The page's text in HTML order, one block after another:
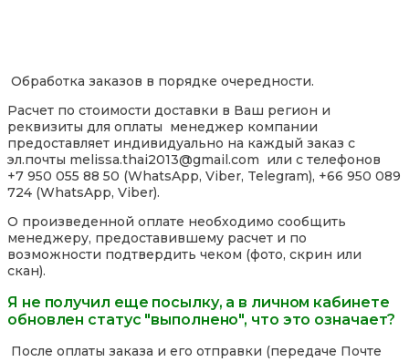
Обработка заказов в порядке очередности.
Расчет по стоимости доставки в Ваш регион и
реквизиты для оплаты менеджер компании
предоставляет индивидуально на каждый заказ с
эл.почты melissa.thai2013@gmail.com или с телефонов
+7 950 055 88 50 (WhatsApp, Viber, Telegram), +66 950 089
724 (WhatsApp, Viber).
О произведенной оплате необходимо сообщить
менеджеру, предоставившему расчет и по
возможности подтвердить чеком (фото, скрин или
скан).
Я не получил еще посылку, а в личном кабинете
обновлен статус "выполнено", что это означает?
После оплаты заказа и его отправки (передаче Почте